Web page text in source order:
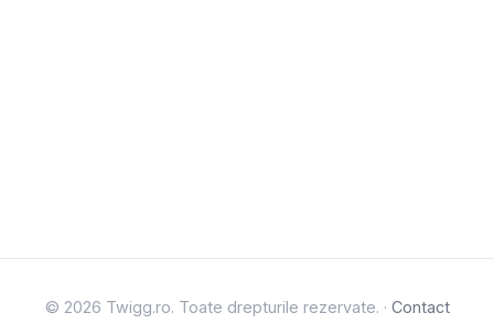
© 2026 Twigg.ro. Toate drepturile rezervate. · Contact